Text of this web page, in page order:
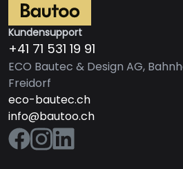
Kundensupport
+41 71 531 19 91
ECO Bautec & Design AG,
Freidorf
eco-bautec.ch
info@bautoo.ch